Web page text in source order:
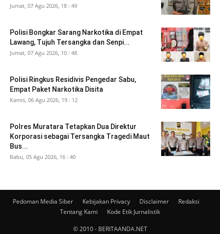
Jumat, 07 Agu 2026, 18 : 49
Polisi Bongkar Sarang Narkotika di Empat
Lawang, Tujuh Tersangka dan Senpi...
Jumat, 07 Agu 2026, 10 : 48
Polisi Ringkus Residivis Pengedar Sabu,
Empat Paket Narkotika Disita
Kamis, 06 Agu 2026, 19 : 12
Polres Muratara Tetapkan Dua Direktur
Korporasi sebagai Tersangka Tragedi Maut
Bus...
Rabu, 05 Agu 2026, 16 : 40
Pedoman Media Siber Kebijakan Privacy Disclaimer
Redaksi
Tentang Kami
Kode Etik Jurnalistik
© 2010 - BERITAANDA.NET